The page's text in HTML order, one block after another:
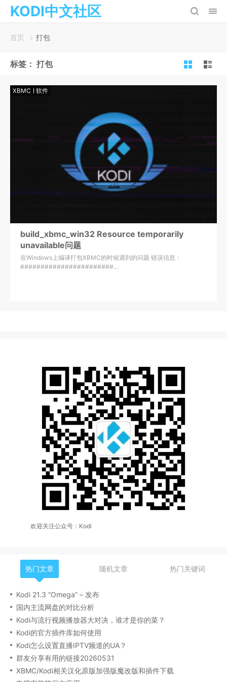
KODI中文社区
首页 打包
标签： 打包
XBMC 软件
build_xbmc_win32 Resource temporarily
unavailable问题
在Windows上编译打包XBMC的时候遇到的问题 错误信息：
#######################…
欢迎关注公众号：Kodi
热门文章 随机文章 热门关键词
Kodi 21.3 “Omega” – 发布
国内主流网盘的对比分析
Kodi与流行视频播放器大对决，谁才是你的菜？
Kodi的官方插件库如何使用
Kodi怎么设置直播IPTV频道的UA？
群友分享有用的链接20260531
XBMC/Kodi相关汉化原版加强版魔改版和插件下载